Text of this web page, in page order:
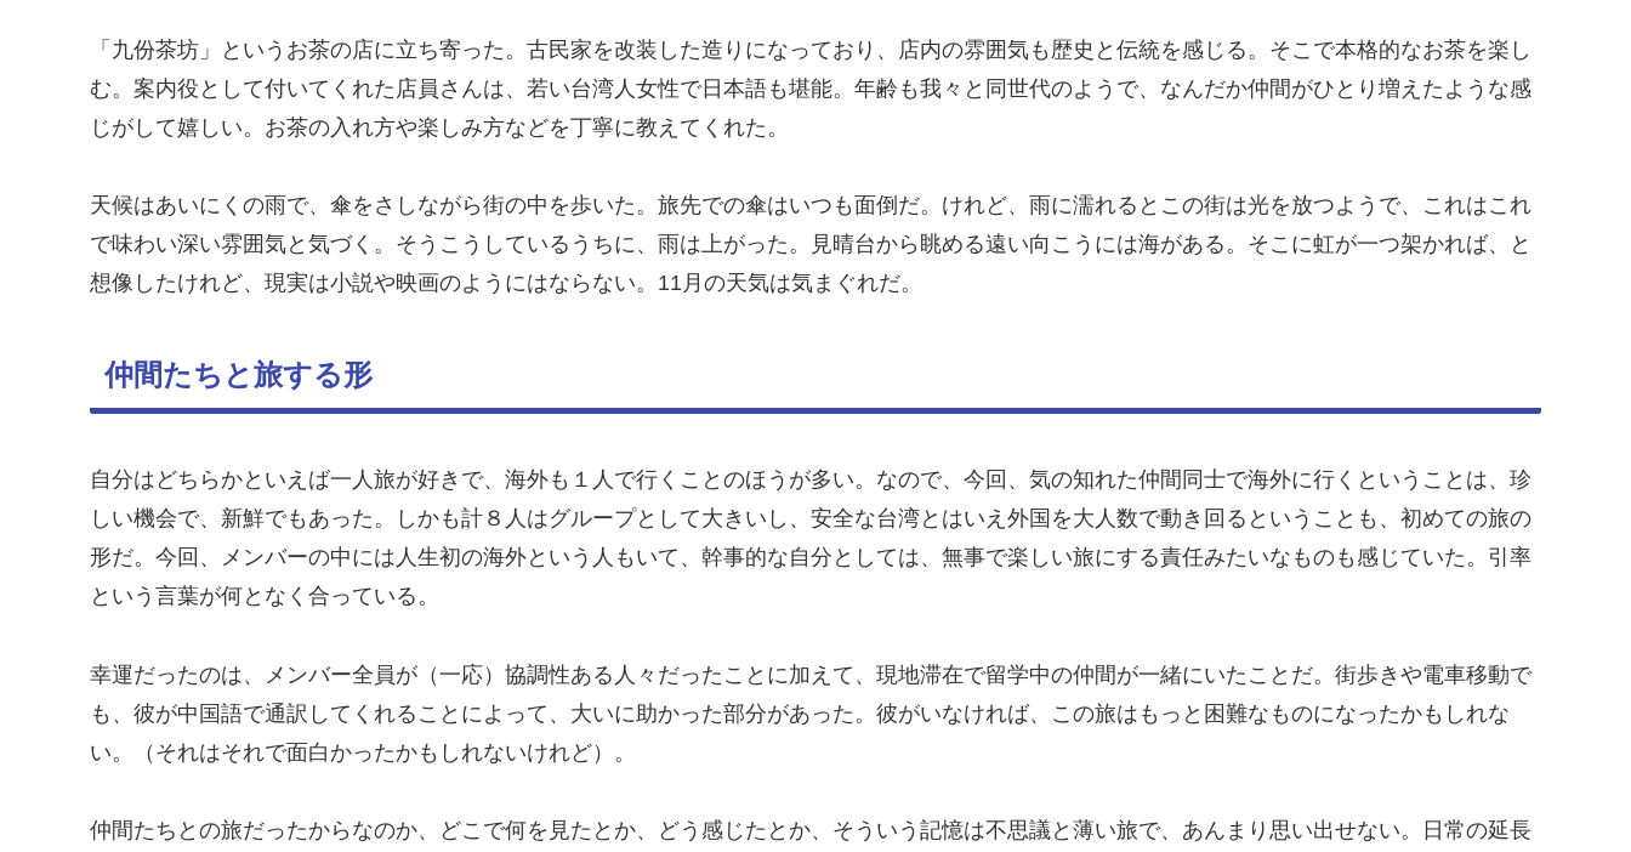
「九份茶坊」というお茶の店に立ち寄った。古民家を改装した造りになっており、店内の雰囲気も歴史と伝統を感じる。そこで本格的なお茶を楽し
む。案内役として付いてくれた店員さんは、若い台湾人女性で日本語も堪能。年齢も我々と同世代のようで、なんだか仲間がひとり増えたような感
じがして嬉しい。お茶の入れ方や楽しみ方などを丁寧に教えてくれた。
天候はあいにくの雨で、傘をさしながら街の中を歩いた。旅先での傘はいつも面倒だ。けれど、雨に濡れるとこの街は光を放つようで、これはこれ
で味わい深い雰囲気と気づく。そうこうしているうちに、雨は上がった。見晴台から眺める遠い向こうには海がある。そこに虹が一つ架かれば、と
想像したけれど、現実は小説や映画のようにはならない。11月の天気は気まぐれだ。
仲間たちと旅する形
自分はどちらかといえば一人旅が好きで、海外も１人で行くことのほうが多い。なので、今回、気の知れた仲間同士で海外に行くということは、珍
しい機会で、新鮮でもあった。しかも計８人はグループとして大きいし、安全な台湾とはいえ外国を大人数で動き回るということも、初めての旅の
形だ。今回、メンバーの中には人生初の海外という人もいて、幹事的な自分としては、無事で楽しい旅にする責任みたいなものも感じていた。引率
という言葉が何となく合っている。
幸運だったのは、メンバー全員が（一応）協調性ある人々だったことに加えて、現地滞在で留学中の仲間が一緒にいたことだ。街歩きや電車移動で
も、彼が中国語で通訳してくれることによって、大いに助かった部分があった。彼がいなければ、この旅はもっと困難なものになったかもしれな
い。（それはそれで面白かったかもしれないけれど）。
仲間たちとの旅だったからなのか、どこで何を見たとか、どう感じたとか、そういう記憶は不思議と薄い旅で、あんまり思い出せない。日常の延長